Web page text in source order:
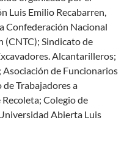
Luis Emilio Recabarren,
Confederación Nacional
(CNTC); Sindicato de
Alcantarilleros;
de Funcionarios
Trabajadores a
Colegio de
Abierta Luis